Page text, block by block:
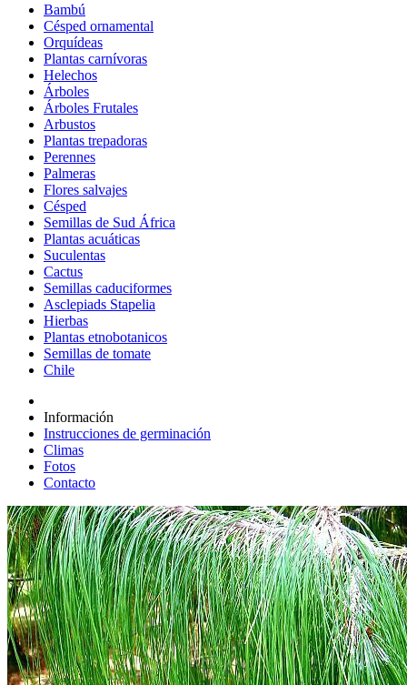
Bambú
Césped ornamental
Orquídeas
Plantas carnívoras
Helechos
Árboles
Árboles Frutales
Arbustos
Plantas trepadoras
Perennes
Palmeras
Flores salvajes
Césped
Semillas de Sud África
Plantas acuáticas
Suculentas
Cactus
Semillas caduciformes
Asclepiads Stapelia
Hierbas
Plantas etnobotanicos
Semillas de tomate
Chile
Información
Instrucciones de germinación
Climas
Fotos
Contacto